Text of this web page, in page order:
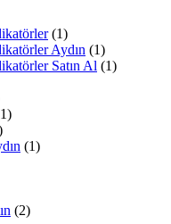
(1)
Aydın (1)
Satın Al (1)
(1)
(2)